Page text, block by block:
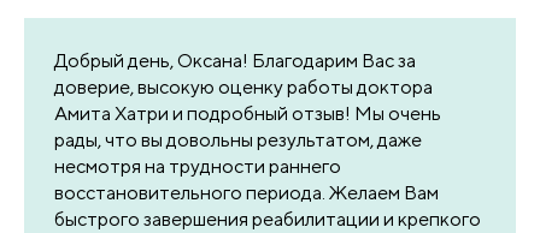
Добрый день, Оксана! Благодарим Вас за
доверие, высокую оценку работы доктора
Амита Хатри и подробный отзыв! Мы очень
рады, что вы довольны результатом, даже
несмотря на трудности раннего
восстановительного периода. Желаем Вам
быстрого завершения реабилитации и крепкого